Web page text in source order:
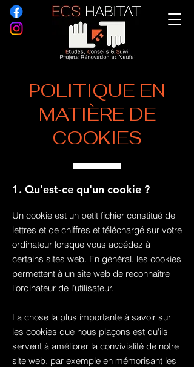
POLITIQUE EN
MATIÈRE DE
COOKIES
1. Qu'est-ce qu'un cookie ?
Un cookie est un petit fichier constitué de
lettres et de chiffres et téléchargé sur votre
ordinateur lorsque vous accédez à
certains sites web. En général, les cookies
permettent à un site web de reconnaître
l'ordinateur de l’utilisateur.
La chose la plus importante à savoir sur
les cookies que nous plaçons est qu'ils
servent à améliorer la convivialité de notre
site web, par exemple en mémorisant les